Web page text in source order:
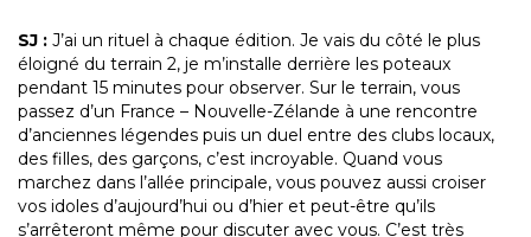
SJ : J’ai un rituel à chaque édition. Je vais du côté le plus
éloigné du terrain 2, je m’installe derrière les poteaux
pendant 15 minutes pour observer. Sur le terrain, vous
passez d’un France – Nouvelle-Zélande à une rencontre
d’anciennes légendes puis un duel entre des clubs locaux,
des filles, des garçons, c’est incroyable. Quand vous
marchez dans l’allée principale, vous pouvez aussi croiser
vos idoles d’aujourd’hui ou d’hier et peut-être qu’ils
s’arrêteront même pour discuter avec vous. C’est très